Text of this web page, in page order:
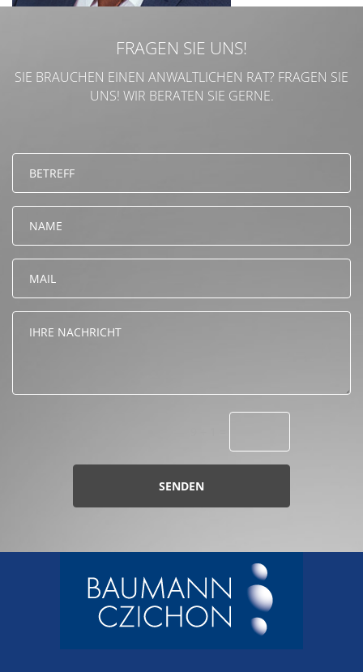
FRAGEN SIE UNS!
SIE BRAUCHEN EINEN ANWALTLICHEN RAT? FRAGEN SIE
UNS! WIR BERATEN SIE GERNE.
SENDEN